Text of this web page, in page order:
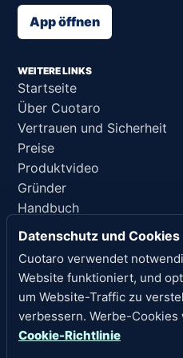
App öffnen
WEITERE LINKS
Startseite
Über Cuotaro
Vertrauen und Sicherheit
Preise
Produktvideo
Gründer
Handbuch
Support
RECHTLICHE HINWEISE
Datenschutz
Nutzungsbedingungen
Rückerstattungsrichtlinie
Datenschutz und Cookies
Cuotaro verwendet
Website funktioniert, und
um Website-Traffic zu
verbessern. Werbe-
Cookie-Richtlinie